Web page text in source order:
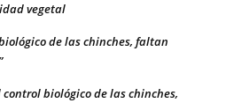
vegetal
de las chinches, faltan
control biológico de las chinches,